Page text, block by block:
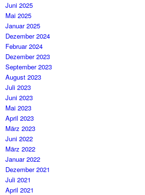
Juni 2025
Mai 2025
Januar 2025
Dezember 2024
Februar 2024
Dezember 2023
September 2023
August 2023
Juli 2023
Juni 2023
Mai 2023
April 2023
März 2023
Juni 2022
März 2022
Januar 2022
Dezember 2021
Juli 2021
April 2021